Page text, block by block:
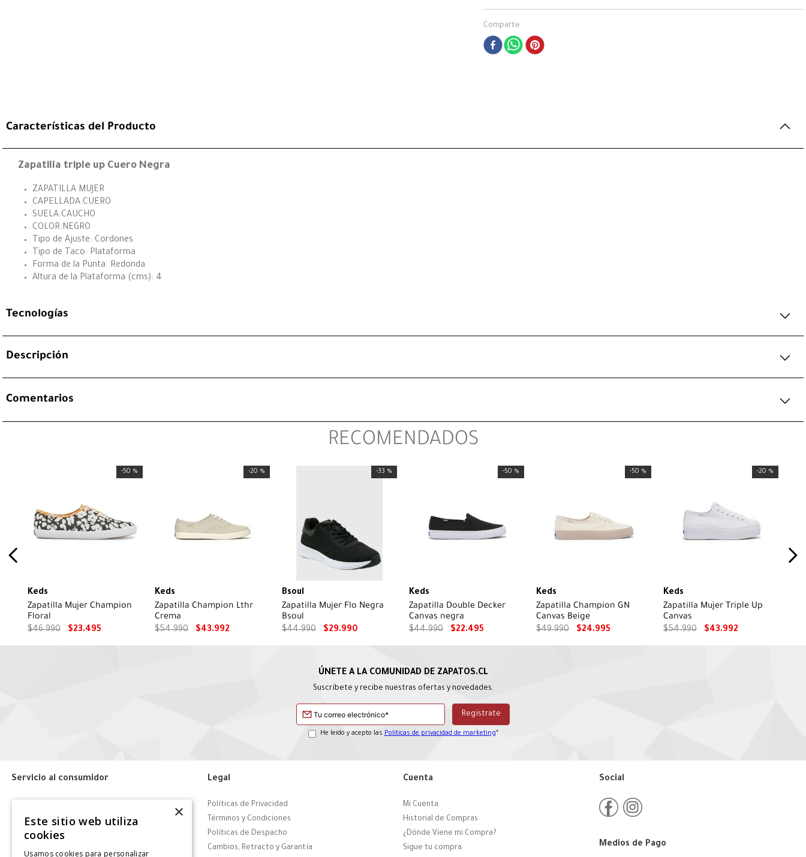
Comparte
Características del Producto
Zapatilla triple up Cuero Negra
ZAPATILLA MUJER
CAPELLADA:CUERO
SUELA:CAUCHO
COLOR:NEGRO
Tipo de Ajuste: Cordones
Tipo de Taco: Plataforma
Forma de la Punta: Redonda
Altura de la Plataforma (cms): 4
Tecnologías
Descripción
Comentarios
RECOMENDADOS
-50 %
Keds
Zapatilla Mujer Champion
Floral
$46.990 $23.495
-20 %
Keds
Zapatilla Champion Lthr
Crema
$54.990 $43.992
-33 %
Bsoul
Zapatilla Mujer Flo Negra
Bsoul
$44.990 $29.990
-50 %
Keds
Zapatilla Double Decker
Canvas negra
$44.990 $22.495
-50 %
Keds
Zapatilla Champion GN
Canvas Beige
$49.990 $24.995
-20 %
Keds
Zapatilla Mujer Triple Up
Canvas
$54.990 $43.992
Suscríbete y recibe nuestras ofertas y novedades.
He leído y acepto las Políticas de privacidad de marketing*
Servicio al consumidor
Tiendas
Contáctanos
Legal
Políticas de Privacidad
Términos y Condiciones
Políticas de Despacho
Cambios, Retracto y Garantía
Cuenta
Mi Cuenta
Historial de Compras
¿Dónde Viene mi Compra?
Sigue tu compra
Social
Medios de Pago
×
Este sitio web utiliza
cookies
Usamos cookies para personalizar